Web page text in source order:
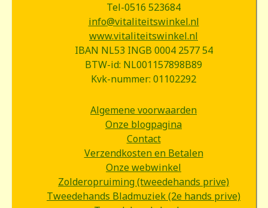
Tel-0516 523684
info@vitaliteitswinkel.nl
www.vitaliteitswinkel.nl
IBAN NL53 INGB 0004 2577 54
BTW-id: NL001157898B89
Kvk-nummer: 01102292
Algemene voorwaarden
Onze blogpagina
Contact
Verzendkosten en Betalen
Onze webwinkel
Zolderopruiming (tweedehands prive)
Tweedehands Bladmuziek (2e hands prive)